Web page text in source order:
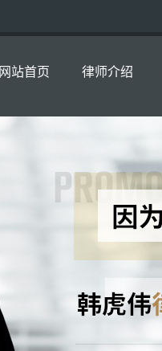
网站首页 律师介绍